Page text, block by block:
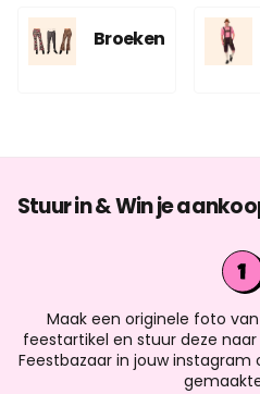
Broeken
Stuur in & Win je
Maak een originele foto
feestartikel en stuur deze naar
Feestbazaar in jouw